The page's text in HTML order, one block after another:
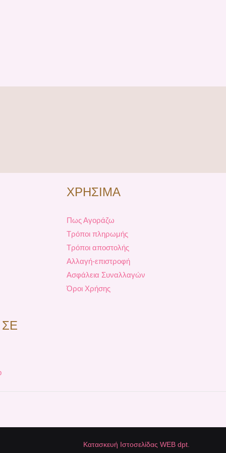
ΧΡΗΣΙΜΑ
Πως Αγοράζω
Τρόποι πληρωμής
Τρόποι αποστολής
Αλλαγή-επιστροφή
Ασφάλεια Συναλλαγών
Όροι Χρήσης
Κατασκευή Ιστοσελίδας WEB dpt.